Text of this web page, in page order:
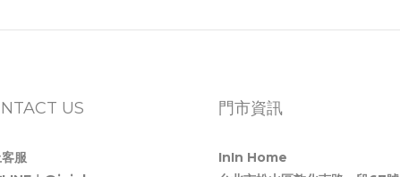
US
服
門市資訊
InIn Home